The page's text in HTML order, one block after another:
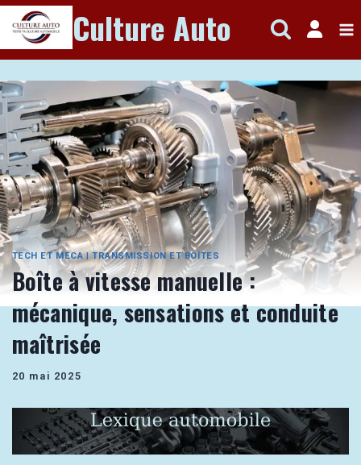
Aller
au
contenu
Culture Auto
TECH ET MÉCA|TRANSMISSION ET BOÎTES
Boîte à vitesse manuelle :
mécanique, sensations et conduite
maîtrisée
20 mai 2025